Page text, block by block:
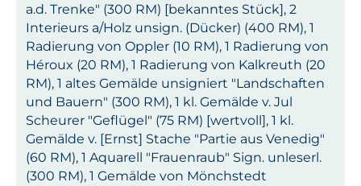
a.d. Trenke" (300 RM) [bekanntes Stück], 2
Interieurs a/Holz unsign. (Dücker) (400 RM), 1
Radierung von Oppler (10 RM), 1 Radierung von
Héroux (20 RM), 1 Radierung von Kalkreuth (20
RM), 1 altes Gemälde unsigniert "Landschaften
und Bauern" (300 RM), 1 kl. Gemälde v. Jul
Scheurer "Geflügel" (75 RM) [wertvoll], 1 kl.
Gemälde v. [Ernst] Stache "Partie aus Venedig"
(60 RM), 1 Aquarell "Frauenraub" Sign. unleserl.
(300 RM), 1 Gemälde von Mönchstedt